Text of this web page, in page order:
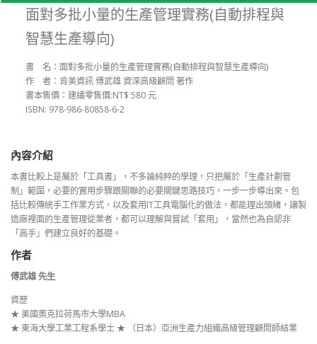
面對多批小量的生產管理實務(自動排程與
智慧生產導向)
書 名：面對多批小量的生產管理實務(自動排程與智慧生產導向)
作 者：肯美資訊 傅武雄 資深高級顧問 著作
書本售價：建議零售價:NT$ 580 元
ISBN: 978-986-80858-6-2
內容介紹
本書比較上是屬於「工具書」，不多論純粹的學理，只把屬於「生產計劃管
制」範圍，必要的實用步驟跟關聯的必要關鍵思路技巧，一步一步導出來。包
括比較傳統手工作業方式，以及套用IT工具電腦化的做法，都能理出頭緒，讓製
造廠裡面的生產管理從業者，都可以理解與嘗試「套用」，當然也為自認非
「高手」們建立良好的基礎。
作者
傅武雄 先生
資歷
★ 美國奧克拉荷馬市大學MBA
★ 東海大學工業工程系學士 ★ （日本）亞洲生產力組織高級管理顧問師結業